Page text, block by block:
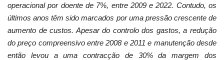
operacional por doente de 7%, entre 2009 e 2022. Contudo, os
últimos anos têm sido marcados por uma pressão crescente de
aumento de custos. Apesar do controlo dos gastos, a redução
do preço compreensivo entre 2008 e 2011 e manutenção desde
então levou a uma contracção de 30% da margem dos